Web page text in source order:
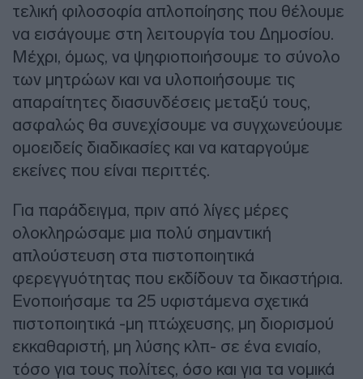
τελική φιλοσοφία απλοποίησης που θέλουμε
να εισάγουμε στη λειτουργία του Δημοσίου.
Μέχρι, όμως, να ψηφιοποιήσουμε το σύνολο
των μητρώων και να υλοποιήσουμε τις
απαραίτητες διασυνδέσεις μεταξύ τους,
ασφαλώς θα συνεχίσουμε να συγχωνεύουμε
ομοειδείς διαδικασίες και να καταργούμε
εκείνες που είναι περιττές.
Για παράδειγμα, πριν από λίγες μέρες
ολοκληρώσαμε μια πολύ σημαντική
απλούστευση στα πιστοποιητικά
φερεγγυότητας που εκδίδουν τα δικαστήρια.
Ενοποιήσαμε τα 25 υφιστάμενα σχετικά
πιστοποιητικά -μη πτώχευσης, μη διορισμού
εκκαθαριστή, μη λύσης κλπ- σε ένα ενιαίο,
τόσο για τους πολίτες, όσο και για τα νομικά